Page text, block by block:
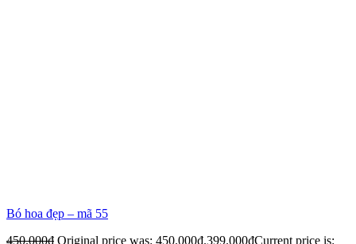
Bó hoa đẹp – mã 55
450.000₫ Original price was: 450.000₫.399.000₫Current price is: